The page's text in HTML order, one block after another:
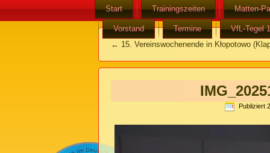
Start Trainingszeiten Matten-
Vorstand Termine
VfL-Tegel
← 15. Vereinswochenende in Kłopotowo
Publiziert